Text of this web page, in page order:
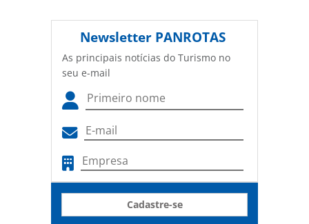
Newsletter PANROTAS
As principais notícias do Turismo no
seu e-mail
Cadastre-se